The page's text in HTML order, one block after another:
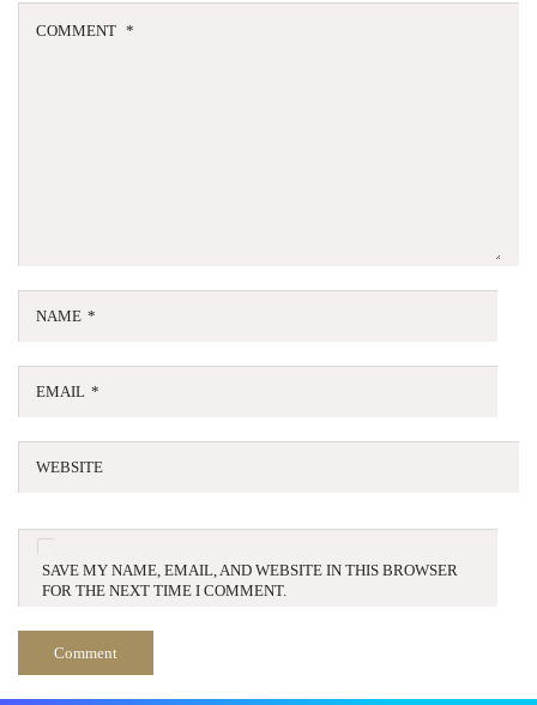
COMMENT *
NAME *
EMAIL *
WEBSITE
SAVE MY NAME, EMAIL, AND WEBSITE IN THIS BROWSER
FOR THE NEXT TIME I COMMENT.